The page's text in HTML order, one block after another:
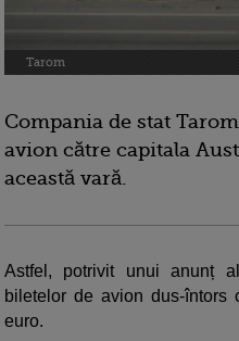
Tarom
Compania de stat
avion către capitala
această vară.
Astfel, potrivit unui anunț
biletelor de avion dus-
euro.